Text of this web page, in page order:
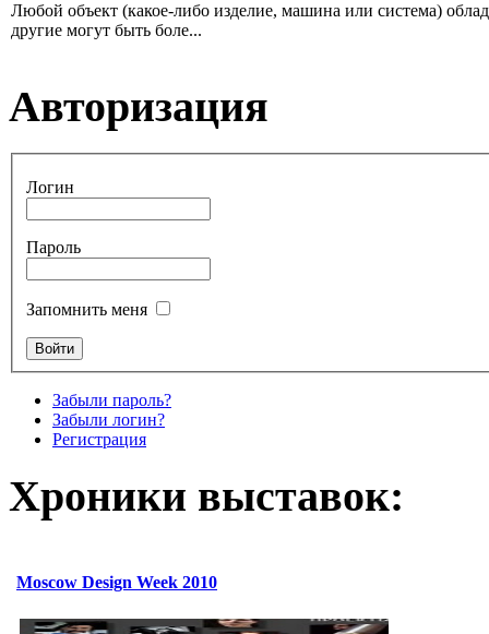
Любой объект (какое-либо изделие, машина или система)
другие могут быть боле...
Авторизация
Логин
Пароль
Запомнить меня
Забыли пароль?
Забыли логин?
Регистрация
Хроники выставок:
Moscow Design Week 2010